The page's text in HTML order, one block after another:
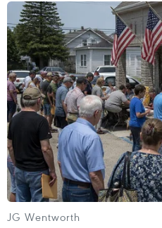
M.U sau khi con trai
19/04/2022 13:00
Cristiano Ronaldo sẽ không
Liverpool-Manchester
vòng 30 Premier League
qua đời.
JG Wentworth